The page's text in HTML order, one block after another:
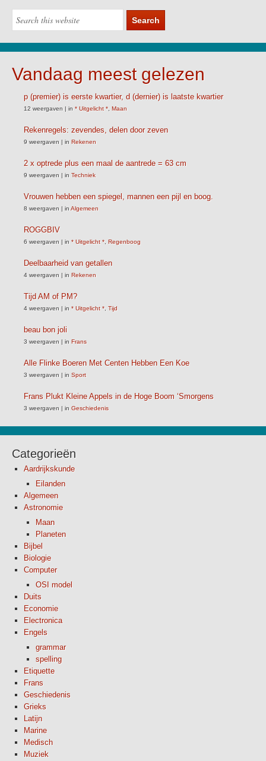
Vandaag meest gelezen
p (premier) is eerste kwartier, d (dernier) is laatste kwartier
12 weergaven | in * Uitgelicht * Maan
Rekenregels: zevendes, delen door zeven
9 weergaven | in Rekenen
2 x optrede plus een maal de aantrede = 63 cm
9 weergaven | in Techniek
Vrouwen hebben een spiegel, mannen een pijl en boog.
8 weergaven | in Algemeen
ROGGBIV
6 weergaven | in * Uitgelicht * Regenboog
Deelbaarheid van getallen
4 weergaven | in Rekenen
Tijd AM of PM?
4 weergaven | in * Uitgelicht * Tijd
beau bon joli
3 weergaven | in Frans
Alle Flinke Boeren Met Centen Hebben Een Koe
3 weergaven | in Sport
Frans Plukt Kleine Appels in de Hoge Boom ‘Smorgens
3 weergaven | in Geschiedenis
Categorieën
Aardrijkskunde
Eilanden
Algemeen
Astronomie
Maan
Planeten
Bijbel
Biologie
Computer
OSI model
Duits
Economie
Electronica
Engels
grammar
spelling
Etiquette
Frans
Geschiedenis
Grieks
Latijn
Marine
Medisch
Muziek